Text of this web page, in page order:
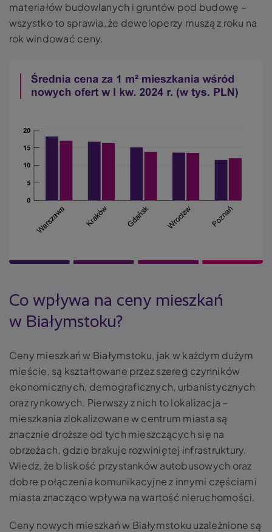
materiałów budowlanych i gruntów pod budowę –
wszystko to sprawia, że deweloperzy muszą z roku na
rok windować ceny.
Co wpływa na ceny mieszkań
w Białymstoku?
Ceny mieszkań w Białymstoku, jak w każdym dużym
mieście, są kształtowane przez szereg czynników
ekonomicznych, demograficznych, urbanistycznych
oraz rynkowych. Pierwszy z nich to lokalizacja –
mieszkania zlokalizowane w centrum miasta są
znacznie droższe od tych mieszczących się na
obrzeżach, gdzie brakuje rozwiniętej infrastruktury.
Wiedz, że bliskość przystanków autobusowych oraz
dobre połączenia komunikacyjne z innymi częściami
miasta znacząco wpływa na wartość nieruchomości.
Ceny nowych mieszkań w Białymstoku uzależnione są